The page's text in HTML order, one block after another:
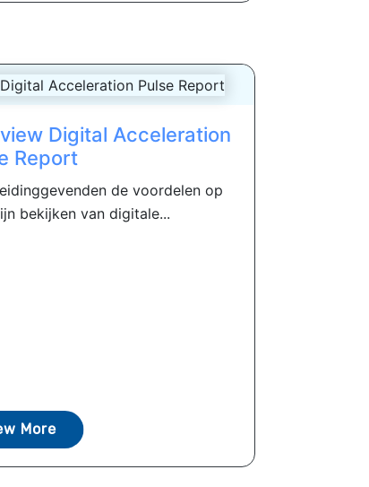
Digital Acceleration
Report
de voordelen op
bekijken van digitale...
More